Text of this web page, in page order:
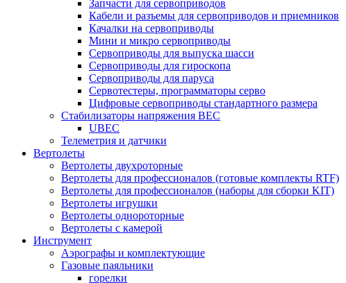
Запчасти для сервоприводов
Кабели и разъемы для сервоприводов и приемников
Качалки на сервоприводы
Мини и микро сервоприводы
Сервоприводы для выпуска шасси
Сервоприводы для гироскопа
Сервоприводы для паруса
Сервотестеры, программаторы серво
Цифровые сервоприводы стандартного размера
Стабилизаторы напряжения BEC
UBEC
Телеметрия и датчики
Вертолеты
Вертолеты двухроторные
Вертолеты для профессионалов (готовые комплекты RTF)
Вертолеты для профессионалов (наборы для сборки KIT)
Вертолеты игрушки
Вертолеты однороторные
Вертолеты с камерой
Инструмент
Аэрографы и комплектующие
Газовые паяльники
горелки